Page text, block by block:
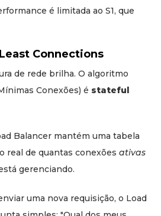
é limitada ao S1, que
Connections
de rede brilha. O algoritmo
Conexões) é stateful
Balancer mantém uma tabela
real de quantas conexões ativas
gerenciando.
uma nova requisição, o Load